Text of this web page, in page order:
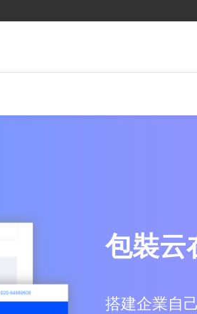
包裝云
搭建企業自